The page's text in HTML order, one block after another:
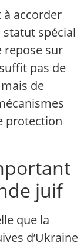
à accorder
statut spécial
repose sur
pas de
de
protection
juif
que la
d’Ukraine